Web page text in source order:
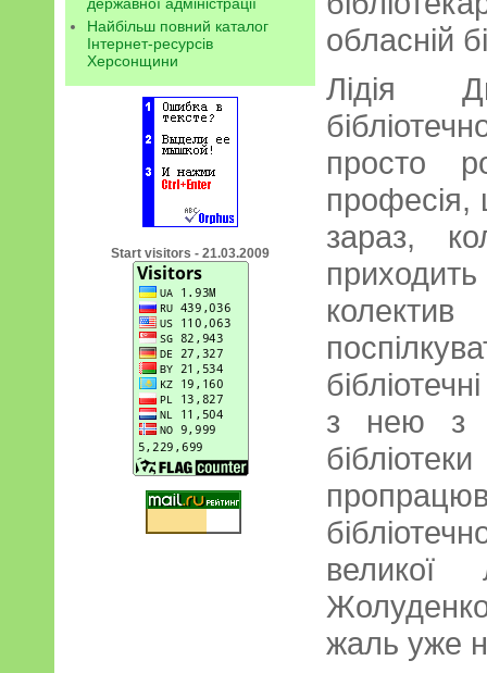
Найбільш повний каталог
Інтернет-ресурсів
Херсонщини
Start visitors - 21.03.2009
обласній
Лідія
просто
професія,
зараз,
з нею з
великої
жаль уже